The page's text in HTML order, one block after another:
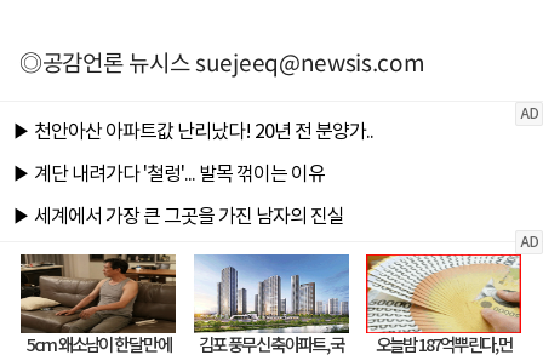
◎공감언론 뉴시스suejeeq@newsis.com